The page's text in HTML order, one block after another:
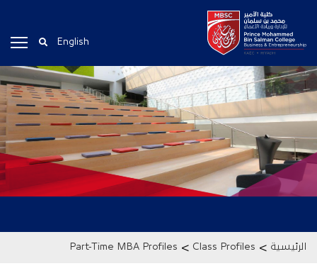
English
الرئيسية >
Class Profiles
>
Part-Time MBA Profiles